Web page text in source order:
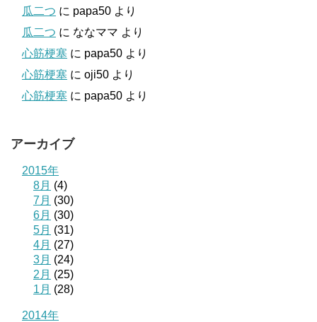
瓜二つ に papa50 より
瓜二つ に ななママ より
心筋梗塞 に papa50 より
心筋梗塞 に oji50 より
心筋梗塞 に papa50 より
アーカイブ
2015年
8月 (4)
7月 (30)
6月 (30)
5月 (31)
4月 (27)
3月 (24)
2月 (25)
1月 (28)
2014年